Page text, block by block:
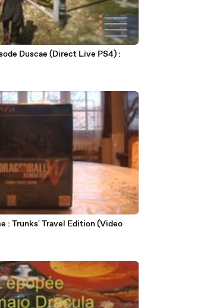
Duscae (Direct Live PS4) :
: Trunks' Travel Edition (Video